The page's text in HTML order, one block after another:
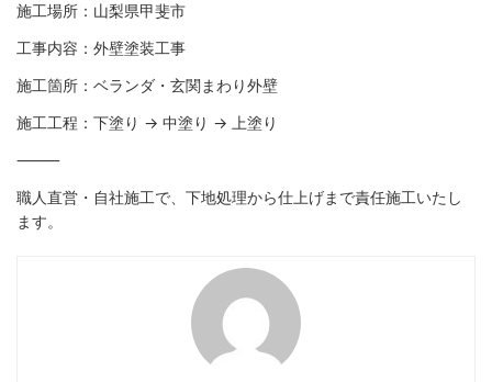
施工場所：山梨県甲斐市
工事内容：外壁塗装工事
施工箇所：ベランダ・玄関まわり外壁
施工工程：下塗り → 中塗り → 上塗り
⸻
職人直営・自社施工で、下地処理から仕上げまで責任施工いたし
ます。